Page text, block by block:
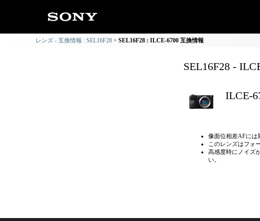
レンズ - 互換情報 : SEL16F28 SEL16F28 : ILCE-6700 互換情報
SEL16F28 -
ILCE-
像面位相差AFには
このレンズはフォ
高感度時にノイズ
い。